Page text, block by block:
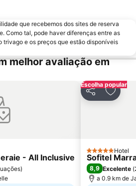
Mellah
Agdal Gardens
que recebemos dos sites de reserva
Como tal, pode haver diferenças entre as
trivago e os preços que estão disponíveis
melhor avaliação em
- All Inclusive
)
Escolha popular
Partilhar
5 EstrelasHotel
Sofitel
8,9 Excelente (
a 0.9 km de